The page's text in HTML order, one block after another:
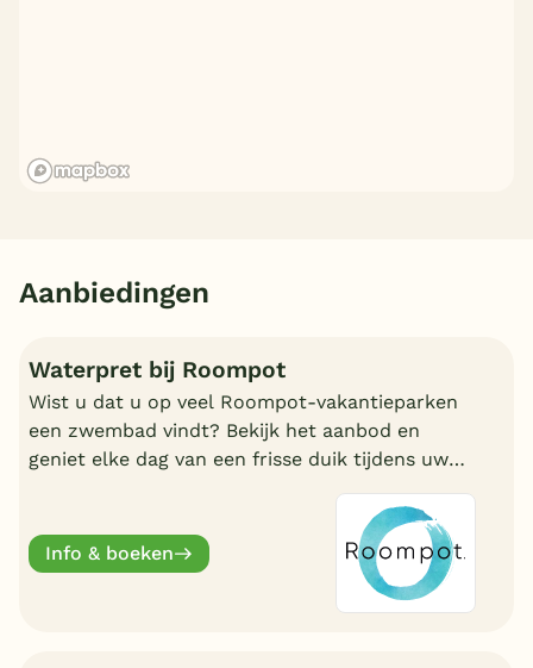
Aanbiedingen
Waterpret bij Roompot
Wist u dat u op veel Roompot-vakantieparken
een zwembad vindt? Bekijk het aanbod en
geniet elke dag van een frisse duik tijdens uw
Info & boeken